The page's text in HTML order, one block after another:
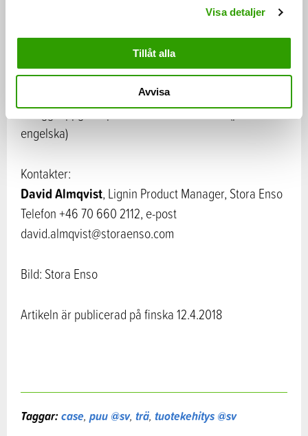
Visa detaljer
Tillåt alla
Avvisa
Klimatuppvärmningen, de fossila bränslenas
befolkningsökningen skapar hela tiden ökat behov av
förnybara alternativ
Tilläggsuppgifter påStora Ensos sidor
(på
engelska)
Kontakter:
David Almqvist, Lignin Product Manager, Stora Enso
Telefon +46 70 660 2112, e-post
david.almqvist@storaenso.com
Bild: Stora Enso
Artikeln är publicerad på finska 12.4.2018
Taggar:case, puu @sv, trä, tuotekehitys @sv